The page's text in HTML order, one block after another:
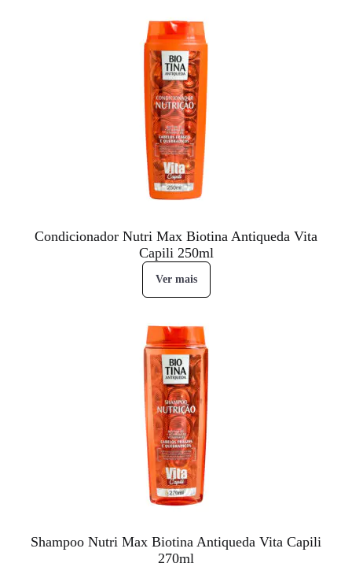
Condicionador Nutri Max Biotina Antiqueda Vita
Capili 250ml
Ver mais
Shampoo Nutri Max Biotina Antiqueda Vita Capili
270ml